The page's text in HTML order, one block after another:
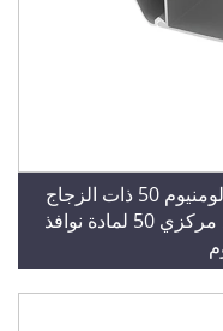
غرفة التنقية مصنوعة من سبائك الألومنيوم 50 ذات الزجاج
المفرد المغلق من الجهتين مع عمود مركزي 50 لمادة نوافذ